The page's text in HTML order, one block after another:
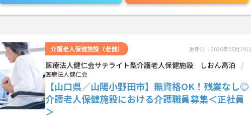
介護老人保健施設（老健） 更新日：2026年05月29日
医療法人健仁会サテライト型介護老人保健施設 しおん高泊
医療法人健仁会
【山口県／山陽小野田市】無資格OK！残業なし◎
介護老人保健施設における介護職員募集＜正社員
＞